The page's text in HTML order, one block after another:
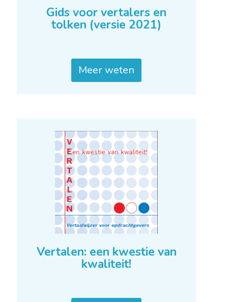
Gids voor vertalers en
tolken (versie 2021)
Meer weten
Vertalen: een kwestie van
kwaliteit!